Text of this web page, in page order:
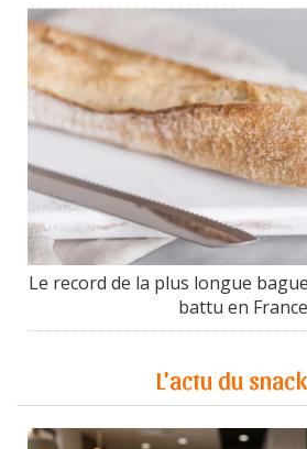
Le record de la plus longue
battu en
L'actu du